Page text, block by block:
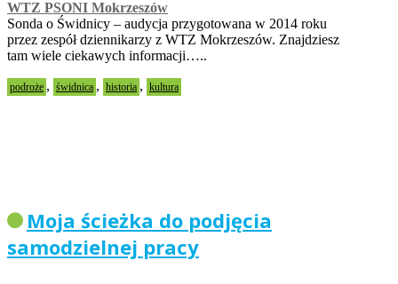
WTZ PSONI Mokrzeszów
Sonda o Świdnicy – audycja przygotowana w 2014 roku
przez zespół dziennikarzy z WTZ Mokrzeszów. Znajdziesz
tam wiele ciekawych informacji…..
podroże , świdnica , historia , kultura
Moja ścieżka do podjęcia
samodzielnej pracy